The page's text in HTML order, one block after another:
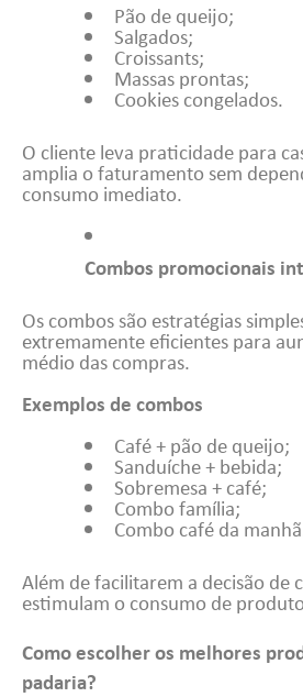
Pão de queijo;
Salgados;
Croissants;
Massas prontas;
Cookies congelados.
O cliente leva praticidade para
amplia o faturamento sem
consumo imediato.
Combos promocionais
Os combos são estratégias
extremamente eficientes para
médio das compras.
Exemplos de combos
Café + pão de queijo;
Sanduíche + bebida;
Sobremesa + café;
Combo família;
Combo café da
Além de facilitarem a decisão de
estimulam o consumo de
Como escolher os melhores
padaria?